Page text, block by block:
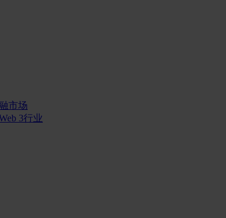
市场
3行业